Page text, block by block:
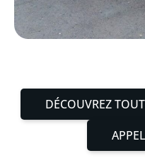
DÉCOUVREZ